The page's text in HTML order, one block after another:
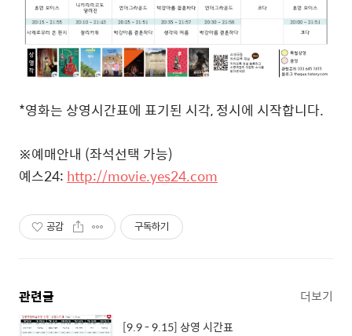
*영화는 상영시간표에 표기된 시각, 정시에 시작합니다.
※예매안내 (좌석선택 가능)
예스24: http://movie.yes24.com
공감 구독하기
관련글 더보기
[9.9 - 9.15] 상영 시간표